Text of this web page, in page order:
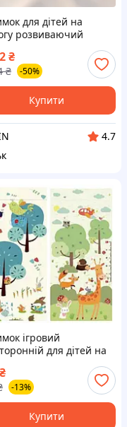
для дітей на
розвиваючий
для дітей, М'які і
килимки
FBK
₴
₴ -50%
Купити
4.7
ігровий
для дітей на
см, у сумці
₴
-13%
Купити